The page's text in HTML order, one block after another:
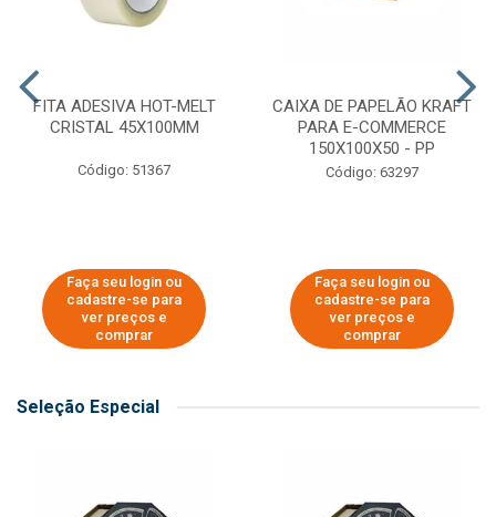
FITA ADESIVA HOT-MELT
CRISTAL 45X100MM
Código: 51367
Faça seu login ou
cadastre-se para
ver preços e
comprar
CAIXA DE PAPELÃO KRAFT
PARA E-COMMERCE
150X100X50 - PP
Código: 63297
Faça seu login ou
cadastre-se para
ver preços e
comprar
Seleção Especial